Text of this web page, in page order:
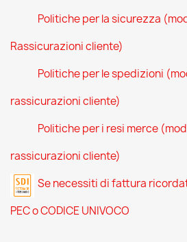
Politiche per la sicurezza
Rassicurazioni cliente)
Politiche per le spedizioni
rassicurazioni cliente)
Politiche per i resi merce
rassicurazioni cliente)
Se necessiti di fattura
PEC o CODICE UNIVOCO